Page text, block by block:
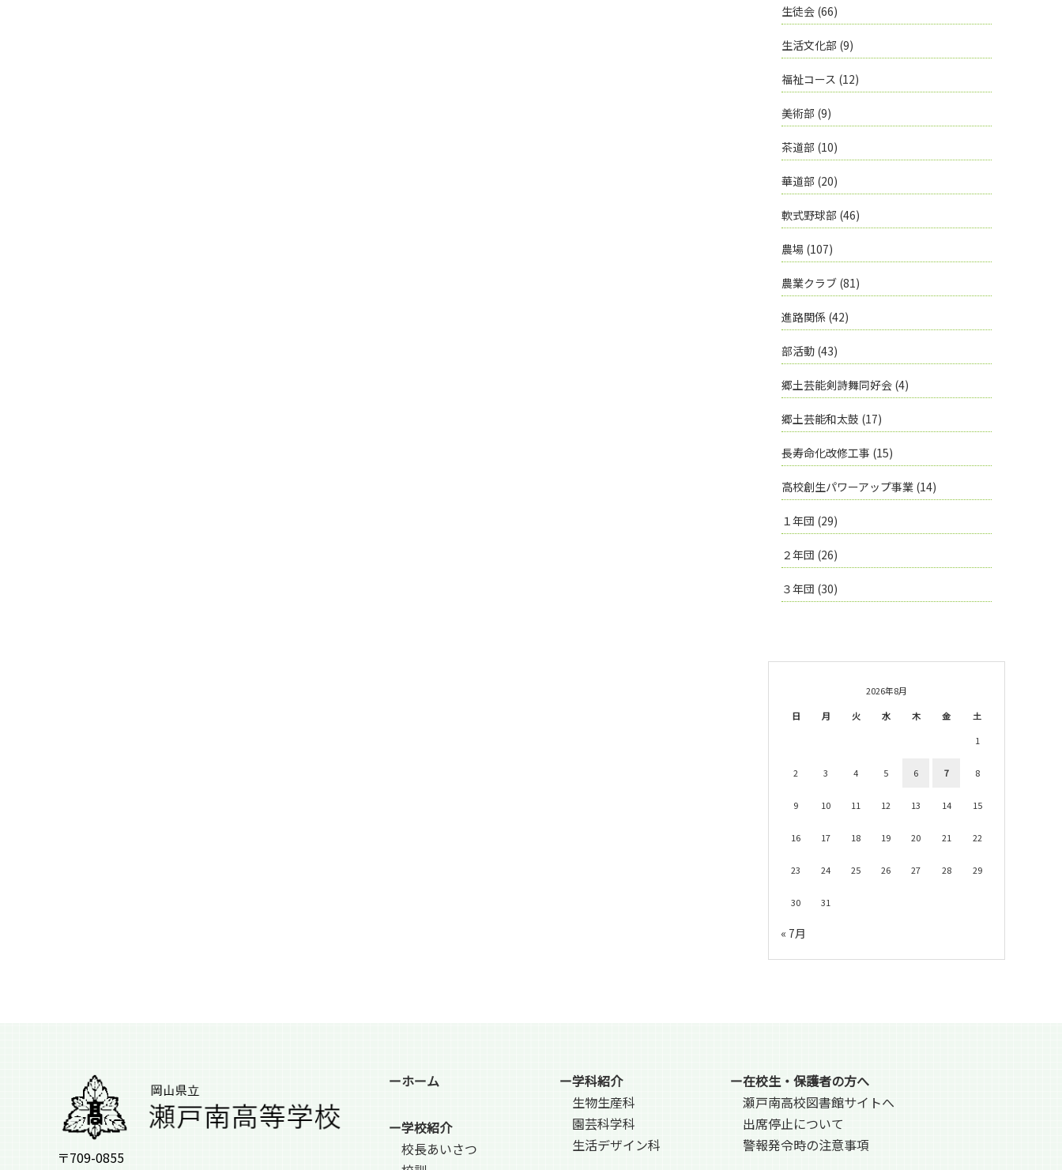
生徒会 (66)
生活文化部 (9)
福祉コース (12)
美術部 (9)
茶道部 (10)
華道部 (20)
軟式野球部 (46)
農場 (107)
農業クラブ (81)
進路関係 (42)
部活動 (43)
郷土芸能剣詩舞同好会 (4)
郷土芸能和太鼓 (17)
長寿命化改修工事 (15)
高校創生パワーアップ事業 (14)
１年団 (29)
２年団 (26)
３年団 (30)
2026年8月
日
月 火 水 木 金
土
1
2 3 4 5 6 7 8
9 10 11 12 13 14 15
16 17 18 19 20 21 22
23 24 25 26 27 28 29
30 31
« 7月
〒709-0855
ーホーム
ー学校紹介
校長あいさつ
ー学科紹介
生物生産科
園芸科学科
生活デザイン科
ー在校生・保護者の方へ
瀬戸南高校図書館サイトへ
出席停止について
警報発令時の注意事項